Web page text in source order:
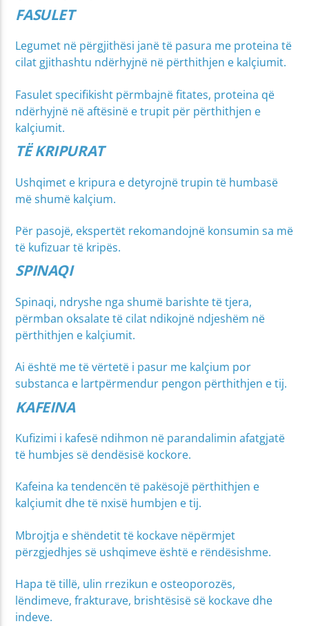
FASULET
Legumet në përgjithësi janë të pasura me proteina të
cilat gjithashtu ndërhyjnë në përthithjen e kalçiumit.
Fasulet specifikisht përmbajnë fitates, proteina që
ndërhyjnë në aftësinë e trupit për përthithjen e
kalçiumit.
TË KRIPURAT
Ushqimet e kripura e detyrojnë trupin të humbasë
më shumë kalçium.
Për pasojë, ekspertët rekomandojnë konsumin sa më
të kufizuar të kripës.
SPINAQI
Spinaqi, ndryshe nga shumë barishte të tjera,
përmban oksalate të cilat ndikojnë ndjeshëm në
përthithjen e kalçiumit.
Ai është me të vërtetë i pasur me kalçium por
substanca e lartpërmendur pengon përthithjen e tij.
KAFEINA
Kufizimi i kafesë ndihmon në parandalimin afatgjatë
të humbjes së dendësisë kockore.
Kafeina ka tendencën të pakësojë përthithjen e
kalçiumit dhe të nxisë humbjen e tij.
Mbrojtja e shëndetit të kockave nëpërmjet
përzgjedhjes së ushqimeve është e rëndësishme.
Hapa të tillë, ulin rrezikun e osteoporozës,
lëndimeve, frakturave, brishtësisë së kockave dhe
indeve.